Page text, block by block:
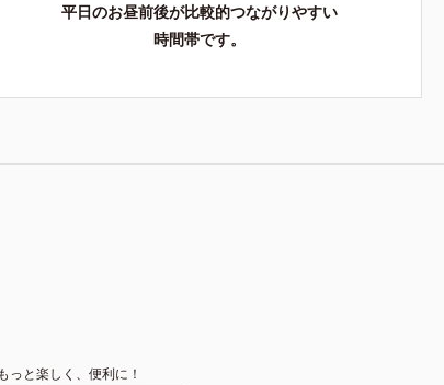
平日のお昼前後が比較的つながりやすい
時間帯です。
っと楽しく、便利に！